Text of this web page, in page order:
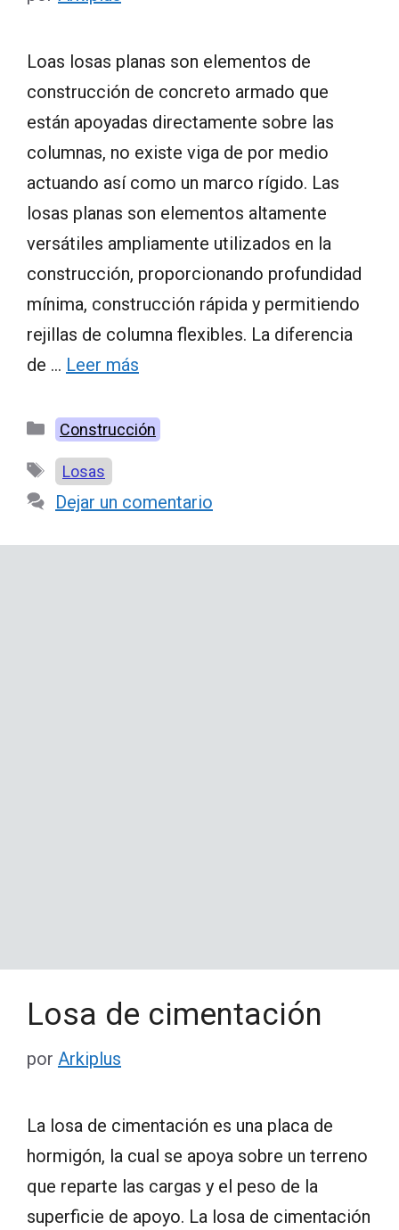
Loas losas planas son elementos de
construcción de concreto armado que
están apoyadas directamente sobre las
columnas, no existe viga de por medio
actuando así como un marco rígido. Las
losas planas son elementos altamente
versátiles ampliamente utilizados en la
construcción, proporcionando profundidad
mínima, construcción rápida y permitiendo
rejillas de columna flexibles. La diferencia
de … Leer más
Categorías
Construcción
Etiquetas
Losas
Dejar un comentario
Losa de cimentación
por Arkiplus
La losa de cimentación es una placa de
hormigón, la cual se apoya sobre un terreno
que reparte las cargas y el peso de la
superficie de apoyo. La losa de cimentación